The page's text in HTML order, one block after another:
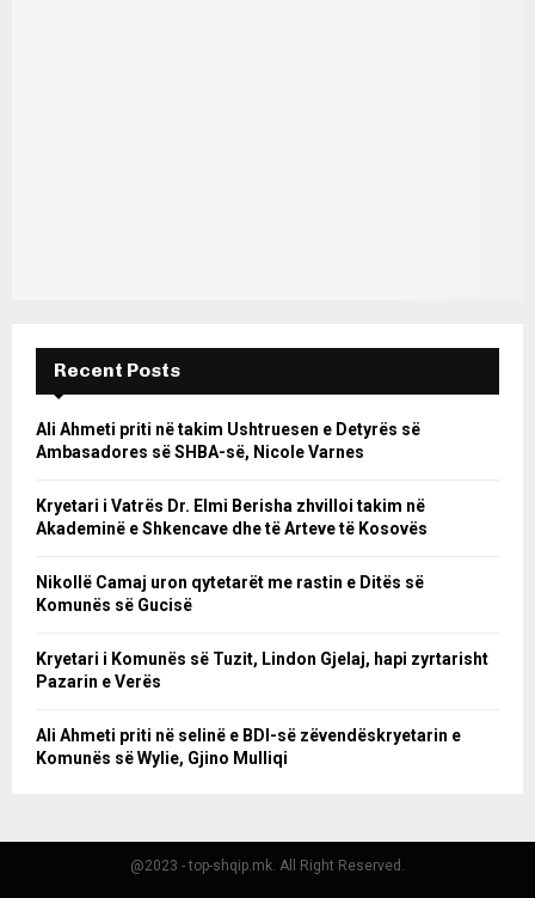
Recent Posts
Ali Ahmeti priti në takim Ushtruesen e Detyrës së
Ambasadores së SHBA-së, Nicole Varnes
Kryetari i Vatrës Dr. Elmi Berisha zhvilloi takim në
Akademinë e Shkencave dhe të Arteve të Kosovës
Nikollë Camaj uron qytetarët me rastin e Ditës së
Komunës së Gucisë
Kryetari i Komunës së Tuzit, Lindon Gjelaj, hapi zyrtarisht
Pazarin e Verës
Ali Ahmeti priti në selinë e BDI-së zëvendëskryetarin e
Komunës së Wylie, Gjino Mulliqi
@2023 - top-shqip.mk. All Right Reserved.